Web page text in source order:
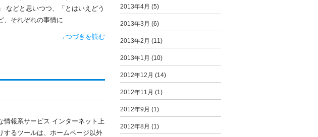
2013年4月 (5)
2013年3月 (6)
2013年2月 (11)
2013年1月 (10)
2012年12月 (14)
2012年11月 (1)
2012年9月 (1)
2012年8月 (1)
などと思いつつ、「とはいえどう
、それぞれの事情に
→つづきを読む
情報系サービス インターネット上
するツールは、ホームページ以外